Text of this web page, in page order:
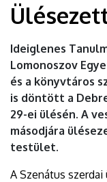
Ideiglenes
Lomonoszov
és a könyvtáros
is döntött a
29-ei ülésén. A
másodjára
testület.
A Szenátus